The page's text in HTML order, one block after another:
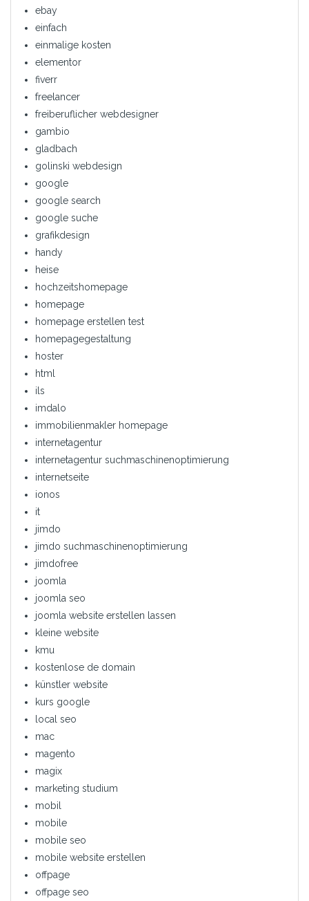
ebay
einfach
einmalige kosten
elementor
fiverr
freelancer
freiberuflicher webdesigner
gambio
gladbach
golinski webdesign
google
google search
google suche
grafikdesign
handy
heise
hochzeitshomepage
homepage
homepage erstellen test
homepagegestaltung
hoster
html
ils
imdalo
immobilienmakler homepage
internetagentur
internetagentur suchmaschinenoptimierung
internetseite
ionos
it
jimdo
jimdo suchmaschinenoptimierung
jimdofree
joomla
joomla seo
joomla website erstellen lassen
kleine website
kmu
kostenlose de domain
künstler website
kurs google
local seo
mac
magento
magix
marketing studium
mobil
mobile
mobile seo
mobile website erstellen
offpage
offpage seo